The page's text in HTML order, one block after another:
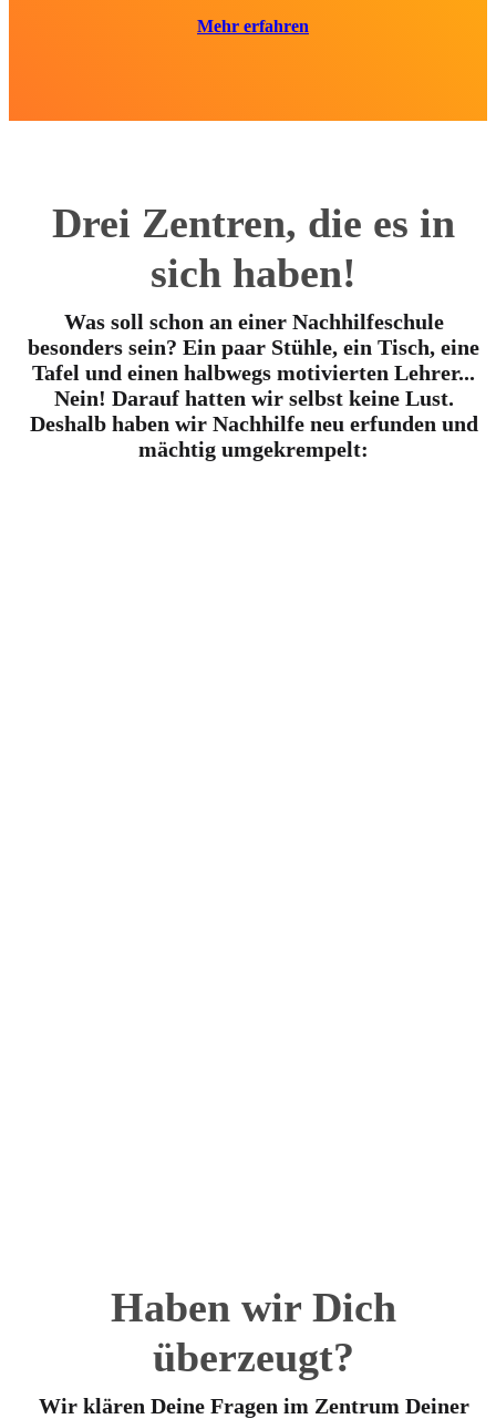
Mehr erfahren
Drei Zentren, die es in
sich haben!
Was soll schon an einer Nachhilfeschule
besonders sein? Ein paar Stühle, ein Tisch, eine
Tafel und einen halbwegs motivierten Lehrer...
Nein! Darauf hatten wir selbst keine Lust.
Deshalb haben wir Nachhilfe neu erfunden und
mächtig umgekrempelt:
Haben wir Dich
überzeugt?
Wir klären Deine Fragen im Zentrum Deiner